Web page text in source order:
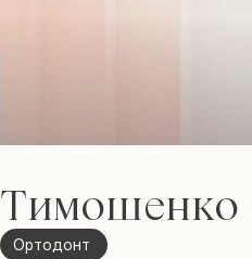
Тимошенко
ортодонт